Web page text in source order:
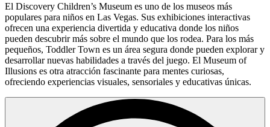
El Discovery Children’s Museum es uno de los museos más
populares para niños en Las Vegas. Sus exhibiciones interactivas
ofrecen una experiencia divertida y educativa donde los niños
pueden descubrir más sobre el mundo que los rodea. Para los más
pequeños, Toddler Town es un área segura donde pueden explorar y
desarrollar nuevas habilidades a través del juego. El Museum of
Illusions es otra atracción fascinante para mentes curiosas,
ofreciendo experiencias visuales, sensoriales y educativas únicas.